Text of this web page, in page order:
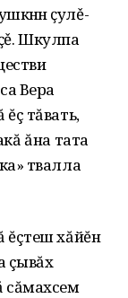
ҫулě-
Шкулпа
Вера
тăвать,
ăна тата
тӑвалла
ĕçтеш хăйĕн
çывăх
сăмахсем